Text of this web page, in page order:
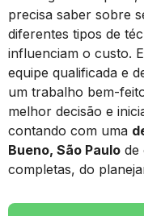
precisa saber sobre
diferentes tipos de
influenciam o custo.
equipe qualificada e
um trabalho bem-
melhor decisão e
contando com uma
Bueno, São Paulo de
completas, do